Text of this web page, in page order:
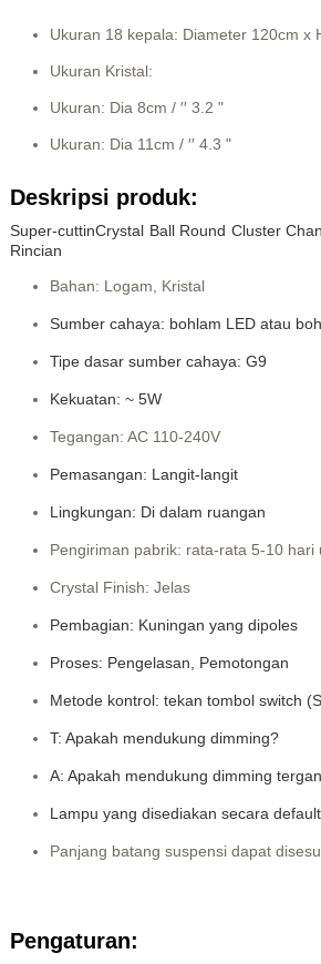
Ukuran 18 kepala: Diameter 120cm x H
Ukuran Kristal:
Ukuran: Dia 8cm / ′′ 3.2 "
Ukuran: Dia 11cm / ′′ 4.3 "
Deskripsi produk:
Super-cuttinCrystal Ball Round Cluster
Rincian
Bahan: Logam, Kristal
Sumber cahaya: bohlam LED atau
Tipe dasar sumber cahaya: G9
Kekuatan: ~ 5W
Tegangan: AC 110-240V
Pemasangan: Langit-langit
Lingkungan: Di dalam ruangan
Pengiriman pabrik: rata-rata 5-10 hari
Crystal Finish: Jelas
Pembagian: Kuningan yang dipoles
Proses: Pengelasan, Pemotongan
Metode kontrol: tekan tombol switch
T: Apakah mendukung dimming?
A: Apakah mendukung dimming
Lampu yang disediakan secara
Panjang batang suspensi dapat
Pengaturan: